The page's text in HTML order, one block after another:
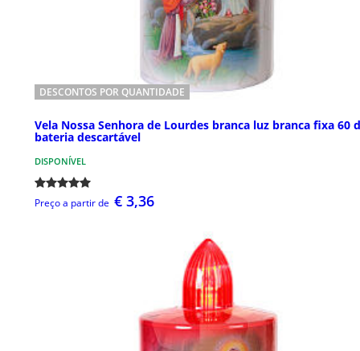
DESCONTOS POR QUANTIDADE
Vela Nossa Senhora de Lourdes branca luz branca fixa 60
bateria descartável
DISPONÍVEL
Preço a partir de € 3,36